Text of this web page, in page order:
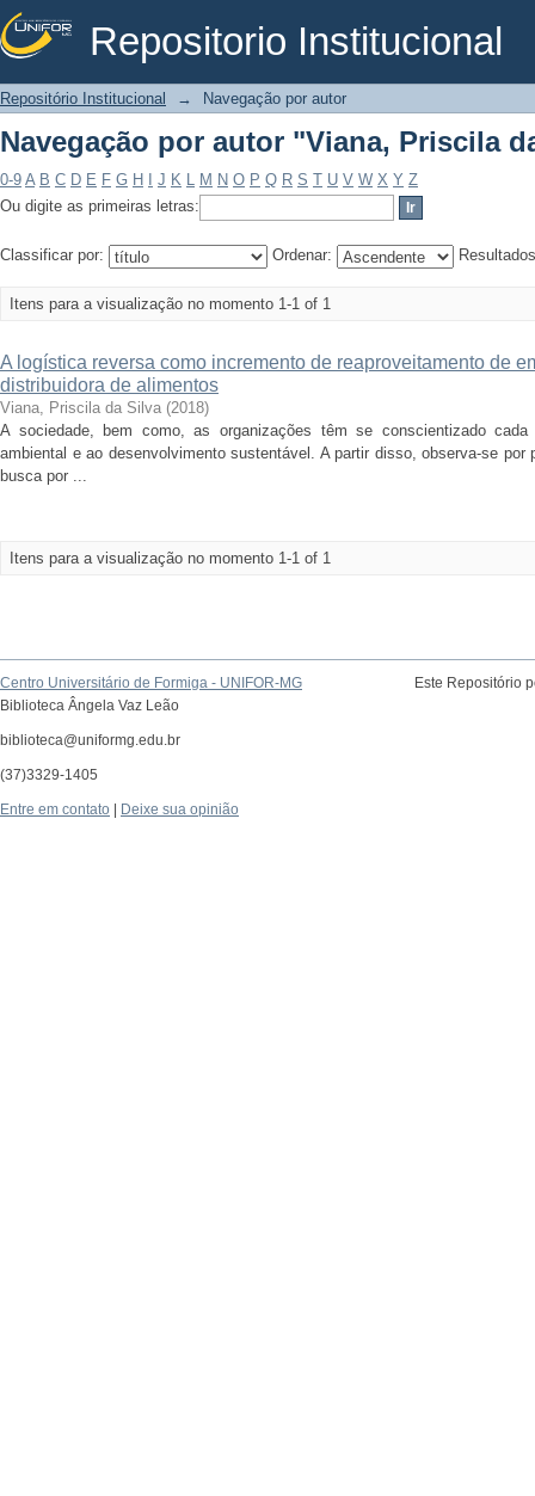
Repositorio Institucional
Navegação por autor "Viana, Priscila
Repositório Institucional → Navegação por autor
Navegação por autor "Viana, Priscila
0-9 A B C D E F G H J K L M N O P Q R S T U V W X Y Z
Ou digite as primeiras letras:
Classificar por: Ordenar:
Itens para a visualização no momento 1-1 of 1
A logística reversa como incremento de reaproveitamento de
distribuidora de alimentos
Viana, Priscila da Silva (2018)
A sociedade, bem como, as organizações têm se conscientizado
ambiental e ao desenvolvimento sustentável. A partir disso, observa-se por
busca por ...
Itens para a visualização no momento 1-1 of 1
Centro Universitário de Formiga - UNIFOR-MG
Biblioteca Ângela Vaz Leão
biblioteca@uniformg.edu.br
(37)3329-1405
Este Repositório
Entre em contato Deixe sua opinião